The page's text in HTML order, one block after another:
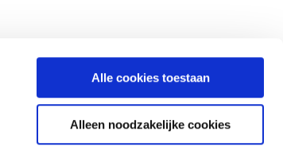
Alle cookies toestaan
Alleen noodzakelijke cookies